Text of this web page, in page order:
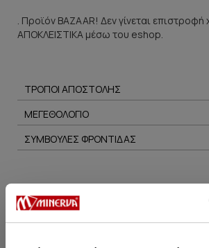
. Προϊόν BAZAAR! Δεν γίνεται
ΑΠΟΚΛΕΙΣΤΙΚΑ μέσω του eshop.
ΤΡΟΠΟΙ ΑΠΟΣΤΟΛΗΣ
ΜΕΓΕΘΟΛΟΓΙΟ
ΣΥΜΒΟΥΛΕΣ ΦΡΟΝΤΙΔΑΣ
Μπορεί να σου αρέσει